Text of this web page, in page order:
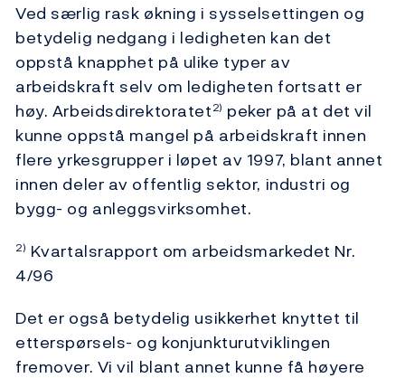
Ved særlig rask økning i sysselsettingen og
betydelig nedgang i ledigheten kan det
oppstå knapphet på ulike typer av
arbeidskraft selv om ledigheten fortsatt er
høy. Arbeidsdirektoratet2) peker på at det vil
kunne oppstå mangel på arbeidskraft innen
flere yrkesgrupper i løpet av 1997, blant annet
innen deler av offentlig sektor, industri og
bygg- og anleggsvirksomhet.
2) Kvartalsrapport om arbeidsmarkedet Nr.
4/96
Det er også betydelig usikkerhet knyttet til
etterspørsels- og konjunkturutviklingen
fremover. Vi vil blant annet kunne få høyere